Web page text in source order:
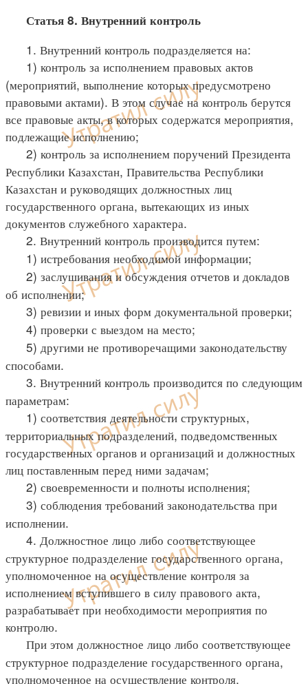
Статья 8. Внутренний контроль
1. Внутренний контроль подразделяется на:
1) контроль за исполнением правовых актов
(мероприятий, выполнение которых предусмотрено
правовыми актами). В этом случае на контроль берутся
все правовые акты, в которых содержатся мероприятия,
подлежащие исполнению;
2) контроль за исполнением поручений Президента
Республики Казахстан, Правительства Республики
Казахстан и руководящих должностных лиц
государственного органа, вытекающих из иных
документов служебного характера.
2. Внутренний контроль производится путем:
1) истребования необходимой информации;
2) заслушивания и обсуждения отчетов и докладов
об исполнении;
3) ревизии и иных форм документальной проверки;
4) проверки с выездом на место;
5) другими не противоречащими законодательству
способами.
3. Внутренний контроль производится по следующим
параметрам:
1) соответствия деятельности структурных,
территориальных подразделений, подведомственных
государственных органов и организаций и должностных
лиц поставленным перед ними задачам;
2) своевременности и полноты исполнения;
3) соблюдения требований законодательства при
исполнении.
4. Должностное лицо либо соответствующее
структурное подразделение государственного органа,
уполномоченное на осуществление контроля за
исполнением вступившего в силу правового акта,
разрабатывает при необходимости мероприятия по
контролю.
При этом должностное лицо либо соответствующее
структурное подразделение государственного органа,
уполномоченное на осуществление контроля,